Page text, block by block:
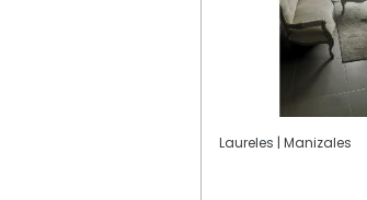
Laureles | Manizales